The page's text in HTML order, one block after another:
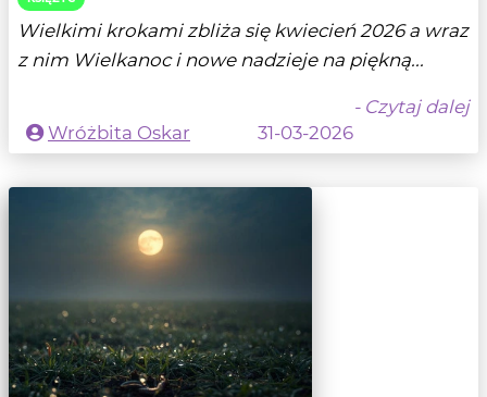
Wielkimi krokami zbliża się kwiecień 2026 a wraz
z nim Wielkanoc i nowe nadzieje na piękną...
- Czytaj dalej
Wróżbita Oskar
31-03-2026